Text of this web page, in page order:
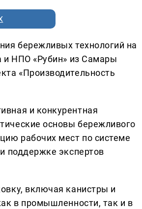
бережливых технологий на
и НПО «Рубин» из Самары
«Производительность
и конкурентная
основы бережливого
рабочих мест по системе
поддержке экспертов
включая канистры и
в промышленности, так и в